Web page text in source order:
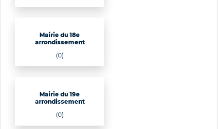
Mairie du 18e
arrondissement
(0)
Mairie du 19e
arrondissement
(0)